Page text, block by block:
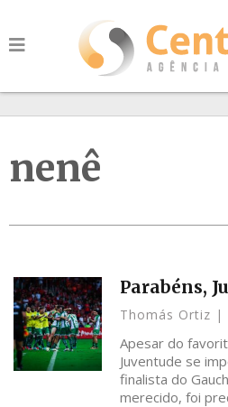
nenê
Parabéns,
Thomás Ortiz
Apesar do
Juventude se
finalista do
merecido, foi